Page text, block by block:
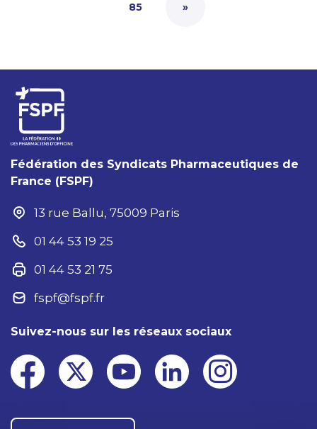
85 »
Fédération des Syndicats Pharmaceutiques de
France (FSPF)
13 rue Ballu, 75009 Paris
01 44 53 19 25
01 44 53 21 75
fspf@fspf.fr
Suivez-nous sur les réseaux sociaux